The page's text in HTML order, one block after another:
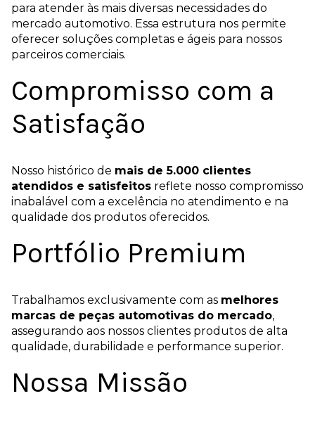
para atender às mais diversas necessidades do
mercado automotivo. Essa estrutura nos permite
oferecer soluções completas e ágeis para nossos
parceiros comerciais.
Compromisso com a
Satisfação
Nosso histórico de mais de 5.000 clientes
atendidos e satisfeitos reflete nosso compromisso
inabalável com a excelência no atendimento e na
qualidade dos produtos oferecidos.
Portfólio Premium
Trabalhamos exclusivamente com as melhores
marcas de peças automotivas do mercado,
assegurando aos nossos clientes produtos de alta
qualidade, durabilidade e performance superior.
Nossa Missão